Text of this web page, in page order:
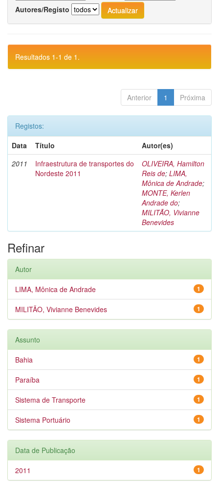
Autores/Registo
Resultados 1-1 de 1.
Anterior 1 Próxima
Registos:
Data
Título
Autor(es)
2011
Infraestrutura de transportes do
Nordeste 2011
OLIVEIRA, Hamilton
Reis de; LIMA,
Mônica de Andrade;
MONTE, Kerlen
Andrade do;
MILITÃO, Vivianne
Benevides
Refinar
Autor
1
LIMA, Mônica de Andrade
1
MILITÃO, Vivianne Benevides
Assunto
1
Bahia
1
Paraíba
1
Sistema de Transporte
1
Sistema Portuário
Data de Publicação
1
2011